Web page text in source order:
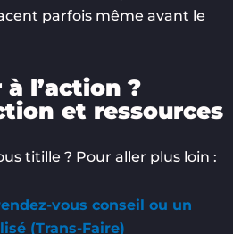
parfois même avant le
l’action ?
et ressources
titille ? Pour aller plus loin :
vous conseil ou un
(Trans-Faire)